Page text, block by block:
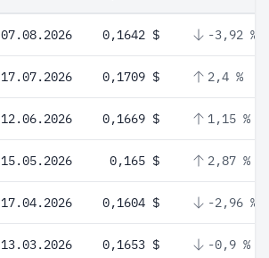
07.08.2026 0,1642 $ -3,92 %
17.07.2026 0,1709 $ 2,4 %
12.06.2026 0,1669 $ 1,15 %
15.05.2026 0,165 $ 2,87 %
17.04.2026 0,1604 $ -2,96 %
13.03.2026 0,1653 $ -0,9 %